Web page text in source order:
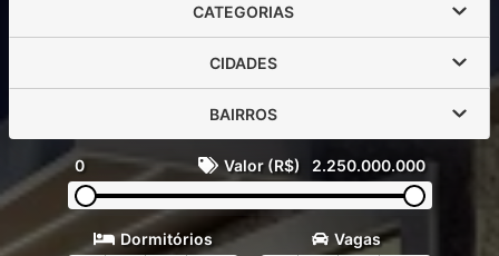
CATEGORIAS
CIDADES
BAIRROS
0 Valor (R$) 2.250.000.000
Dormitórios Vagas